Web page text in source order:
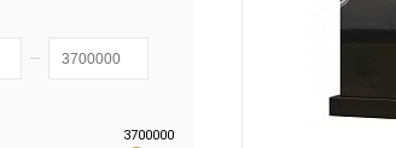
3700000